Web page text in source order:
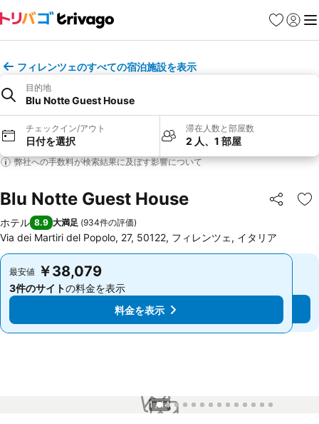
お気に入り
ログイ
メ
フィレンツェのすべての宿泊施設を表示
目的地
Blu Notte Guest House
チェックイン/アウト
日付を選択
滞在人数と部屋数
2 人、1 部屋
弊社への手数料が検索結果に及ぼす影響について
Blu Notte Guest House シェア お
ホテル 8.9 大満足 (934件の評価)
Via dei Martiri del Popolo, 27, 50122, フィレンツェ, イタリア
最安値 ￥38,079
3件のサイトの料金を表示
料金を表示
最安値 ￥38,079
3件のサイトの料金を表示
料金を表示
1 / 14